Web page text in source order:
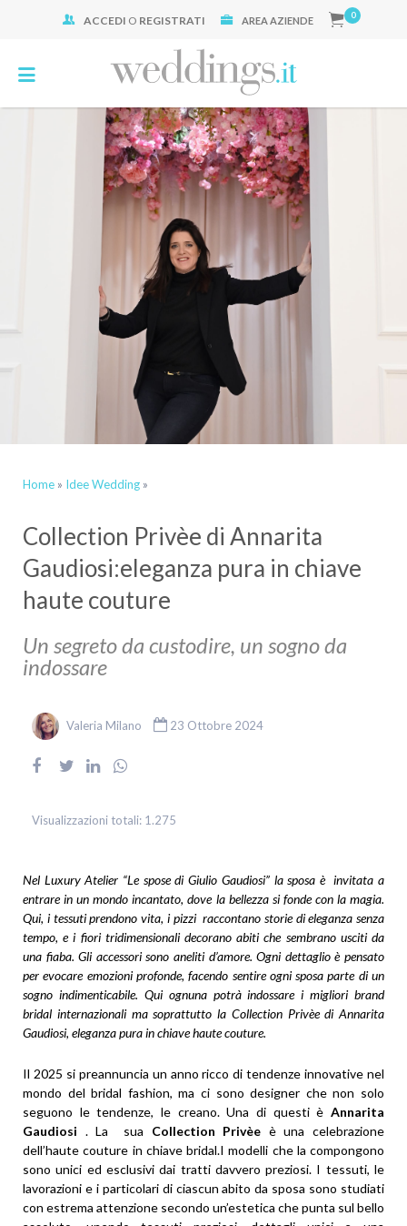
ACCEDI O REGISTRATI AREA AZIENDE 0
Home » Idee Wedding »
Collection Privèe di Annarita
Gaudiosi:eleganza pura in chiave
haute couture
Un segreto da custodire, un sogno da
indossare
Valeria Milano 23 Ottobre 2024
Visualizzazioni totali: 1.275
Nel Luxury Atelier “Le spose di Giulio Gaudiosi” la sposa è invitata a
entrare in un mondo incantato, dove la bellezza si fonde con la magia.
Qui, i tessuti prendono vita, i pizzi raccontano storie di eleganza senza
tempo, e i fiori tridimensionali decorano abiti che sembrano usciti da
una fiaba. Gli accessori sono aneliti d’amore. Ogni dettaglio è pensato
per evocare emozioni profonde, facendo sentire ogni sposa parte di un
sogno indimenticabile. Qui ognuna potrà indossare i migliori brand
bridal internazionali ma soprattutto la Collection Privèe di Annarita
Gaudiosi, eleganza pura in chiave haute couture.
Il 2025 si preannuncia un anno ricco di tendenze innovative nel
mondo del bridal fashion, ma ci sono designer che non solo
seguono le tendenze, le creano. Una di questi è Annarita
Gaudiosi . La sua Collection Privèe è una celebrazione
dell’haute couture in chiave bridal.I modelli che la compongono
sono unici ed esclusivi dai tratti davvero preziosi. I tessuti, le
lavorazioni e i particolari di ciascun abito da sposa sono studiati
con estrema attenzione secondo un’estetica che punta sul bello